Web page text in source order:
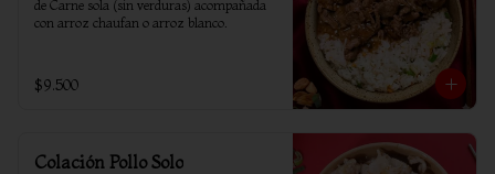
de Carne sola (sin verduras) acompañada
con arroz chaufan o arroz blanco.
$9.500
Colación Pollo Solo